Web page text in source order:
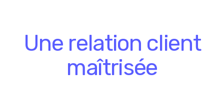
Une relation client
maîtrisée